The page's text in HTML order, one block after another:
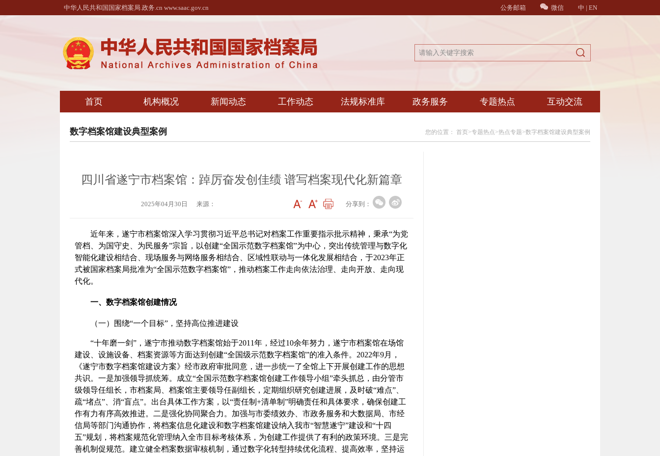
中华人民共和国国家档案局.政务.cn www.saac.gov.cn 公务邮箱 微信 中 | EN
首页 机构概况 新闻动态 工作动态 法规标准库 政务服务 专题热点 互动交流
您的位置： 首页>专题热点>热点专题>数字档案馆建设典型案例
数字档案馆建设典型案例
四川省遂宁市档案馆：踔厉奋发创佳绩 谱写档案现代化新篇章
2025年04月30日 来源： 分享到：
近年来，遂宁市档案馆深入学习贯彻习近平总书记对档案工作重要指示批示精神，秉承“为党
管档、为国守史、为民服务”宗旨，以创建“全国示范数字档案馆”为中心，突出传统管理与数字化
智能化建设相结合、现场服务与网络服务相结合、区域性联动与一体化发展相结合，于2023年正
式被国家档案局批准为“全国示范数字档案馆”，推动档案工作走向依法治理、走向开放、走向现
代化。
一、数字档案馆创建情况
（一）围绕“一个目标”，坚持高位推进建设
“十年磨一剑”，遂宁市推动数字档案馆始于2011年，经过10余年努力，遂宁市档案馆在场馆
建设、设施设备、档案资源等方面达到创建“全国级示范数字档案馆”的准入条件。2022年9月，
《遂宁市数字档案馆建设方案》经市政府审批同意，进一步统一了全馆上下开展创建工作的思想
共识。一是加强领导抓统筹。成立“全国示范数字档案馆创建工作领导小组”牵头抓总，由分管市
级领导任组长，市档案局、档案馆主要领导任副组长，定期组织研究创建进展，及时破“难点”、
疏“堵点”、消“盲点”。出台具体工作方案，以“责任制+清单制”明确责任和具体要求，确保创建工
作有力有序高效推进。二是强化协同聚合力。加强与市委绩效办、市政务服务和大数据局、市经
信局等部门沟通协作，将档案信息化建设和数字档案馆建设纳入我市“智慧遂宁”建设和“十四
五”规划，将档案规范化管理纳入全市目标考核体系，为创建工作提供了有利的政策环境。三是完
善机制促规范。建立健全档案数据审核机制，通过数字化转型持续优化流程、提高效率，坚持运